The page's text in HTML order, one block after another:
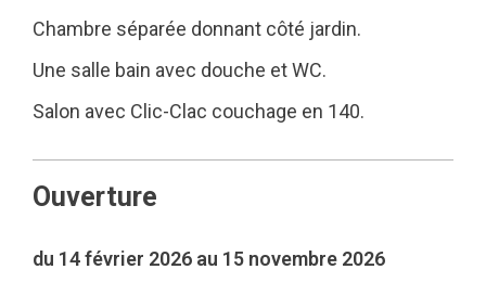
Chambre séparée donnant côté jardin.
Une salle bain avec douche et WC.
Salon avec Clic-Clac couchage en 140.
Ouverture
du 14 février 2026 au 15 novembre 2026